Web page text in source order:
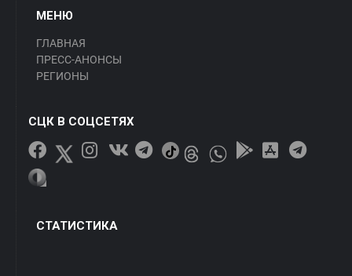
МЕНЮ
ГЛАВНАЯ
ПРЕСС-АНОНСЫ
РЕГИОНЫ
СЦК В СОЦСЕТЯХ
СТАТИСТИКА